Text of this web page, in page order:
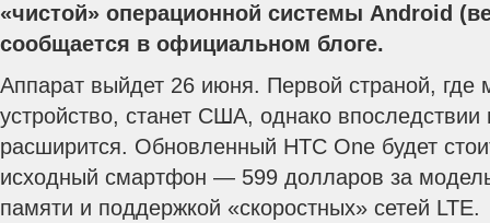
«чистой» операционной системы Android
сообщается в официальном блоге.
Аппарат выйдет 26 июня. Первой страной, где
устройство, станет США, однако впоследствии
расширится. Обновленный HTC One будет
исходный смартфон — 599 долларов за
памяти и поддержкой «скоростных» сетей LTE.